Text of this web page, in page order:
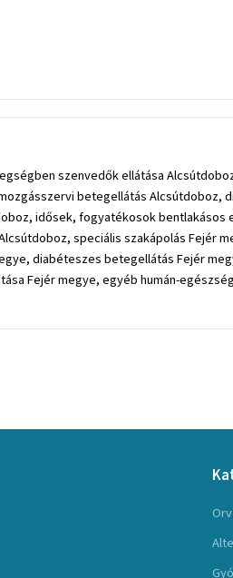
szenvedők ellátása
betegellátás Alcsútdoboz,
idősek, fogyatékosok
speciális szakápolás Fejér
diabéteszes betegellátás Fejér
Fejér megye, egyéb humán-